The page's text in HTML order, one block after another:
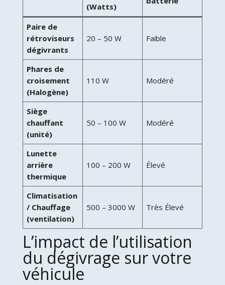
(Watts)
Paire de
rétroviseurs
dégivrants
20 – 50 W Faible
Phares de
croisement
(Halogène)
110 W Modéré
Siège
chauffant
(unité)
50 – 100 W Modéré
Lunette
arrière
thermique
100 – 200 W Élevé
Climatisation
/ Chauffage
(ventilation)
500 – 3000 W Très Élevé
L’impact de l’utilisation
du dégivrage sur votre
véhicule